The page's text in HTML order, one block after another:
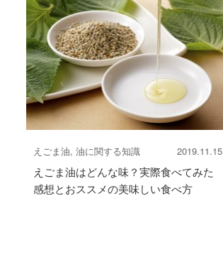
えごま油, 油に関する知識 2019.11.15
えごま油はどんな味？実際食べてみた
感想とおススメの美味しい食べ方